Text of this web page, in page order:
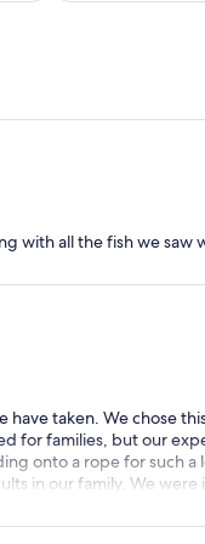
with all the fish we saw
taken. We chose
for families, but our
onto a rope for such a
in our family. We
hurt throughout the
or attentive, and